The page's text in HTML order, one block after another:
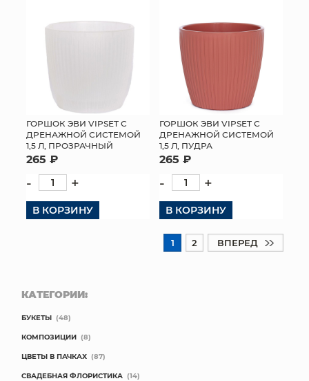
ГОРШОК ЭВИ VIPSET С
ДРЕНАЖНОЙ СИСТЕМОЙ
1,5 Л, ПРОЗРАЧНЫЙ
265 ₽
- +
В КОРЗИНУ
ГОРШОК ЭВИ VIPSET С
ДРЕНАЖНОЙ СИСТЕМОЙ
1,5 Л, ПУДРА
265 ₽
- +
В КОРЗИНУ
1 2 ВПЕРЕД
КАТЕГОРИИ:
БУКЕТЫ (48)
КОМПОЗИЦИИ (8)
ЦВЕТЫ В ПАЧКАХ (87)
СВАДЕБНАЯ ФЛОРИСТИКА (14)